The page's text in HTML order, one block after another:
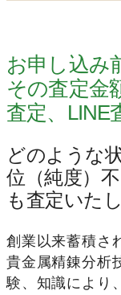
お申し込み
その査定金
査定、LINE
どのような
位（純度）
も査定いた
創業以来蓄積さ
貴金属精錬分析
験、知識により